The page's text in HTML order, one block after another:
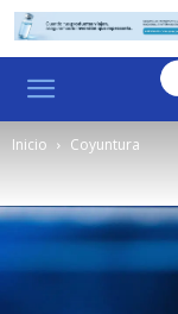
Inicio Coyuntura